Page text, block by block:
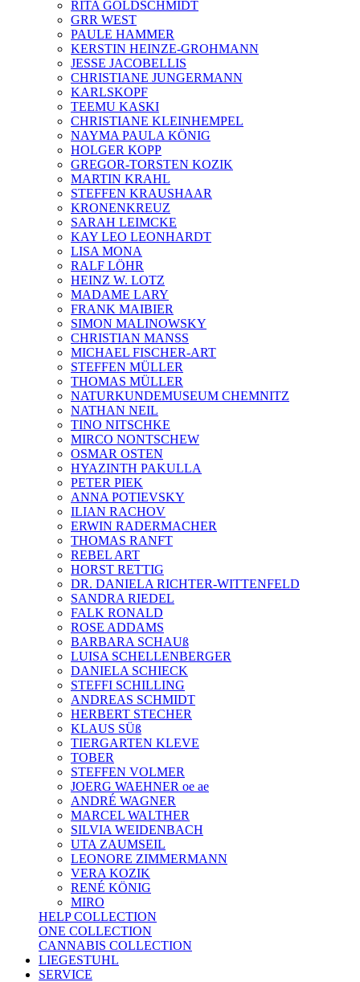
RITA GOLDSCHMIDT
GRR WEST
PAULE HAMMER
KERSTIN HEINZE-GROHMANN
JESSE JACOBELLIS
CHRISTIANE JUNGERMANN
KARLSKOPF
TEEMU KASKI
CHRISTIANE KLEINHEMPEL
NAYMA PAULA KÖNIG
HOLGER KOPP
GREGOR-TORSTEN KOZIK
MARTIN KRAHL
STEFFEN KRAUSHAAR
KRONENKREUZ
SARAH LEIMCKE
KAY LEO LEONHARDT
LISA MONA
RALF LÖHR
HEINZ W. LOTZ
MADAME LARY
FRANK MAIBIER
SIMON MALINOWSKY
CHRISTIAN MANSS
MICHAEL FISCHER-ART
STEFFEN MÜLLER
THOMAS MÜLLER
NATURKUNDEMUSEUM CHEMNITZ
NATHAN NEIL
TINO NITSCHKE
MIRCO NONTSCHEW
OSMAR OSTEN
HYAZINTH PAKULLA
PETER PIEK
ANNA POTIEVSKY
ILIAN RACHOV
ERWIN RADERMACHER
THOMAS RANFT
REBEL ART
HORST RETTIG
DR. DANIELA RICHTER-WITTENFELD
SANDRA RIEDEL
FALK RONALD
ROSE ADDAMS
BARBARA SCHAUß
LUISA SCHELLENBERGER
DANIELA SCHIECK
STEFFI SCHILLING
ANDREAS SCHMIDT
HERBERT STECHER
KLAUS SÜß
TIERGARTEN KLEVE
TOBER
STEFFEN VOLMER
JOERG WAEHNER oe ae
ANDRÉ WAGNER
MARCEL WALTHER
SILVIA WEIDENBACH
UTA ZAUMSEIL
LEONORE ZIMMERMANN
VERA KOZIK
RENÉ KÖNIG
MIRO
HELP COLLECTION
ONE COLLECTION
CANNABIS COLLECTION
LIEGESTUHL
SERVICE